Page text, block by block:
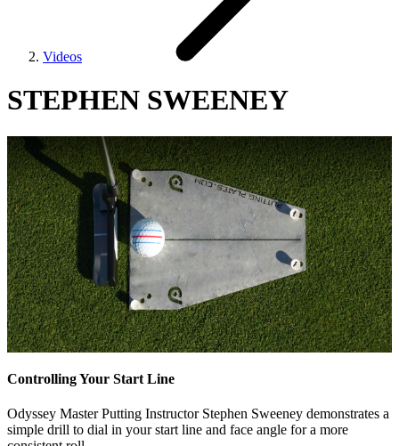
Videos
STEPHEN SWEENEY
Controlling Your Start Line
Odyssey Master Putting Instructor Stephen Sweeney demonstrates a
simple drill to dial in your start line and face angle for a more